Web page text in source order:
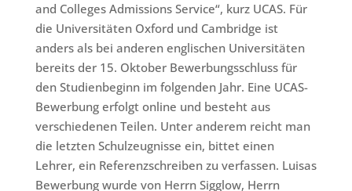
and Colleges Admissions Service“, kurz UCAS. Für
die Universitäten Oxford und Cambridge ist
anders als bei anderen englischen Universitäten
bereits der 15. Oktober Bewerbungsschluss für
den Studienbeginn im folgenden Jahr. Eine UCAS-
Bewerbung erfolgt online und besteht aus
verschiedenen Teilen. Unter anderem reicht man
die letzten Schulzeugnisse ein, bittet einen
Lehrer, ein Referenzschreiben zu verfassen. Luisas
Bewerbung wurde von Herrn Sigglow, Herrn